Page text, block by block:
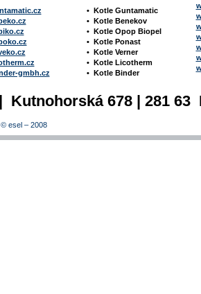
gmbh.cz
• Kotle Guntamatic
• Kotle Benekov
• Kotle Opop Biopel
• Kotle Ponast
• Kotle Verner
• Kotle Licotherm
• Kotle Binder
Kutnohorská 678 | 281
esel – 2008